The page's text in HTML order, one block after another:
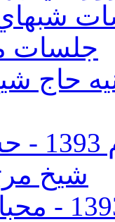
شبهاي
جلسات
دوم 93 -
جلسات
شيخ
جلسات دهه اول